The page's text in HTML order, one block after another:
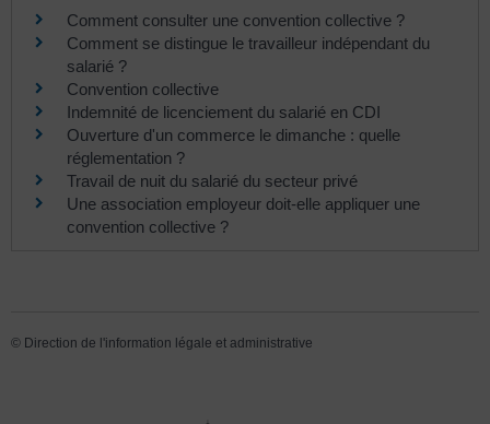
Comment consulter une convention collective ?
Comment se distingue le travailleur indépendant du
salarié ?
Convention collective
Indemnité de licenciement du salarié en CDI
Ouverture d'un commerce le dimanche : quelle
réglementation ?
Travail de nuit du salarié du secteur privé
Une association employeur doit-elle appliquer une
convention collective ?
© Direction de l'information légale et administrative